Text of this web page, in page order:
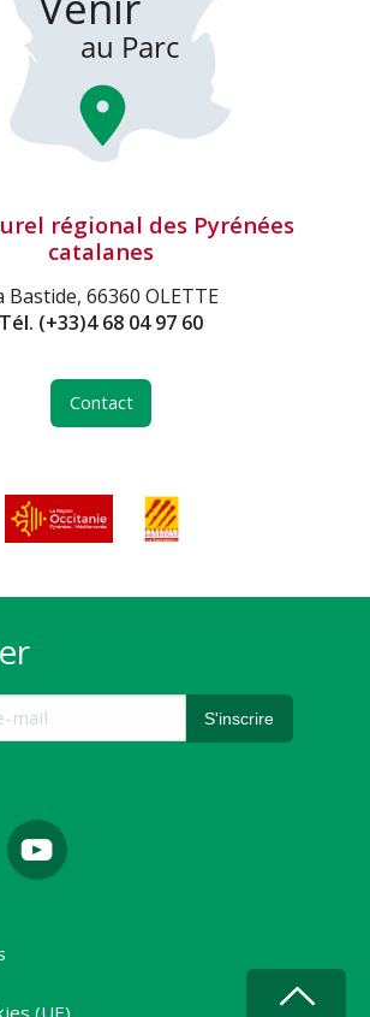
régional des Pyrénées
catalanes
Bastide, 66360 OLETTE
Tél. (+33)4 68 04 97 60
Contact